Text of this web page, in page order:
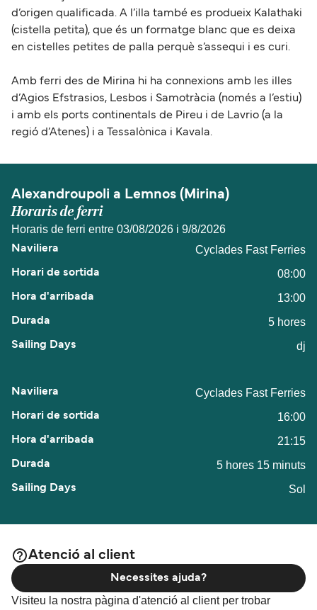
d’origen qualificada. A l’illa també es produeix Kalathaki
(cistella petita), que és un formatge blanc que es deixa
en cistelles petites de palla perquè s’assequi i es curi.
Amb ferri des de Mirina hi ha connexions amb les illes
d’Agios Efstrasios, Lesbos i Samotràcia (només a l’estiu)
i amb els ports continentals de Pireu i de Lavrio (a la
regió d’Atenes) i a Tessalònica i Kavala.
Alexandroupoli a Lemnos (Mirina)
Horaris de ferri
Horaris de ferri entre 03/08/2026 i 9/8/2026
Cyclades Fast Ferries
08:00
13:00
5 hores
dj
Cyclades Fast Ferries
16:00
21:15
5 hores 15 minuts
Sol
Atenció al client
Visiteu la nostra pàgina d'atenció al client per trobar
Necessites ajuda?